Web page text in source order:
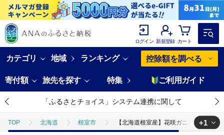
ログイン 新規登録 カート
カテゴリ 地域 ランキング 控除額を調べる
寄付額 旅先を探す 特集 ご利用ガイド
「ふるさとチョイス」システム連携に関して
TOP 北海道 根室市 【北海道根室産】花咲ガニ2～3尾(チ
+1